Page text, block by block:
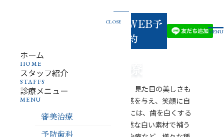
WEB予
約
MENU
ホーム
HOME
スタッフ紹介
STAFFS
診療メニュー
MENU
審美治療
予防歯科
CLOSE
審美歯科は、歯の機能回復だけでなく、見た目の美しさも
追求した歯科治療です。白い歯は清潔感を与え、笑顔に自
信を持たせてくれます。 審美歯科治療には、歯を白くする
ホワイトニング、虫歯や欠損部分を自然な白い素材で補う